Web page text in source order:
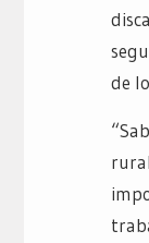
de